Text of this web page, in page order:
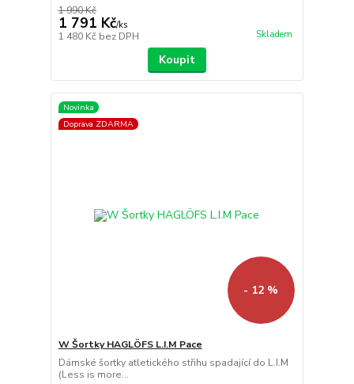
1 990 Kč
1 791 Kč/ks
1 480 Kč bez DPH Skladem
Koupit
Novinka
Doprava ZDARMA
- 12 %
W Šortky HAGLÖFS L.I.M Pace
Dámské šortky atletického střihu spadající do L.I.M
(Less is more...